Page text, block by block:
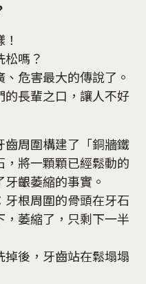
嗎？
危害最大的傳說了。
長輩之口，讓人不好
周圍構建了「銅牆鐵
將一顆顆已經鬆動的
齦萎縮的事實。
根周圍的骨頭在牙石
萎縮了，只剩下一半
後，牙齒站在鬆塌塌